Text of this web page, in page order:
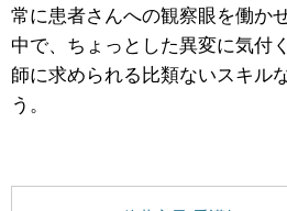
常に患者さんへの観察眼を働か
中で、ちょっとした異変に気付
師に求められる比類ないスキル
う。